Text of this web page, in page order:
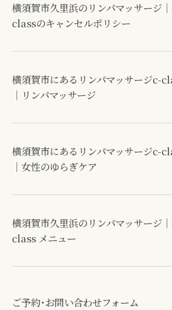
横須賀市久里浜のリンパマッサージ
classのキャンセルポリシー
横須賀市にあるリンパマッサージc-
｜リンパマッサージ
横須賀市にあるリンパマッサージc-
｜女性のゆらぎケア
横須賀市久里浜のリンパマッサージ
class メニュー
ご予約･お問い合わせフォーム